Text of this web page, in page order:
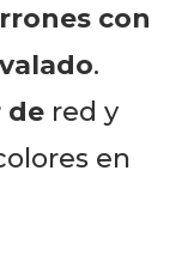
con
.
de red y
en